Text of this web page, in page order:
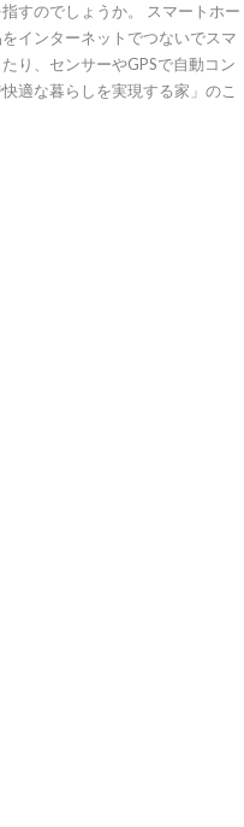
すのでしょうか。 スマートホー
インターネットでつないでスマ
り、センサーやGPSで自動コン
適な暮らしを実現する家」のこ